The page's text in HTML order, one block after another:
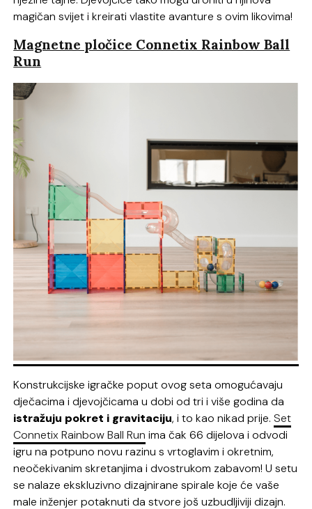
magičan svijet i kreirati vlastite avanture s ovim likovima!
Magnetne pločice Connetix Rainbow Ball
Run
Konstrukcijske igračke poput ovog seta omogućavaju
dječacima i djevojčicama u dobi od tri i više godina da
istražuju pokret i gravitaciju, i to kao nikad prije.Set
Connetix Rainbow Ball Run ima čak 66 dijelova i odvodi
igru na potpuno novu razinu s vrtoglavim i okretnim,
neočekivanim skretanjima i dvostrukom zabavom! U setu
se nalaze ekskluzivno dizajnirane spirale koje će vaše
male inženjer potaknuti da stvore još uzbudljiviji dizajn.